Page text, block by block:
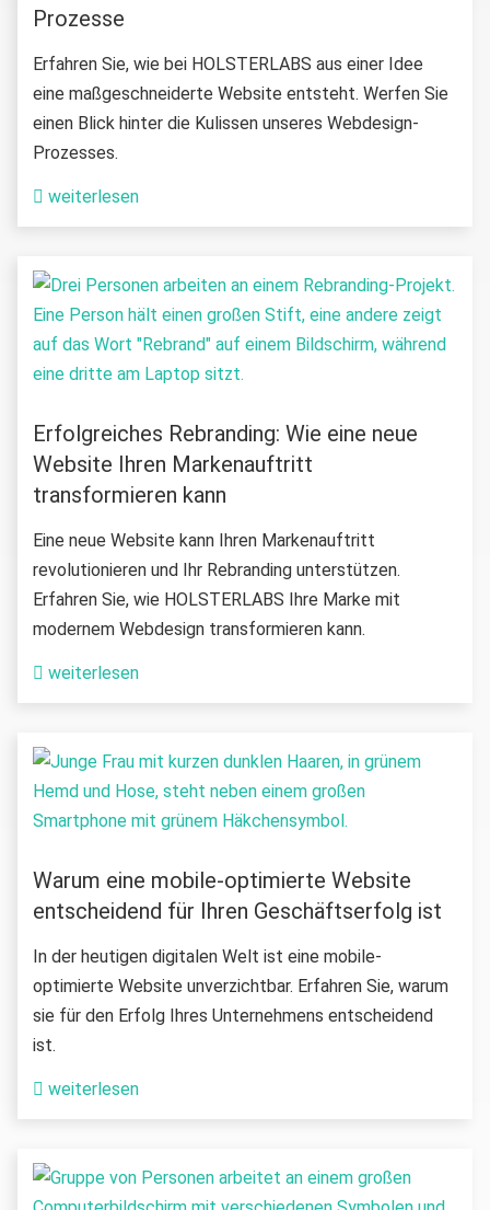
Prozesse
Erfahren Sie, wie bei HOLSTERLABS aus einer Idee
eine maßgeschneiderte Website entsteht. Werfen Sie
einen Blick hinter die Kulissen unseres Webdesign-
Prozesses.
weiterlesen
Erfolgreiches Rebranding: Wie eine neue
Website Ihren Markenauftritt
transformieren kann
Eine neue Website kann Ihren Markenauftritt
revolutionieren und Ihr Rebranding unterstützen.
Erfahren Sie, wie HOLSTERLABS Ihre Marke mit
modernem Webdesign transformieren kann.
weiterlesen
Warum eine mobile-optimierte Website
entscheidend für Ihren Geschäftserfolg ist
In der heutigen digitalen Welt ist eine mobile-
optimierte Website unverzichtbar. Erfahren Sie, warum
sie für den Erfolg Ihres Unternehmens entscheidend
ist.
weiterlesen